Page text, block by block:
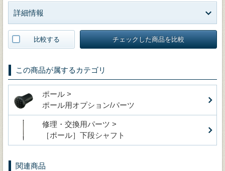
詳細情報
比較する チェックした商品を比較
この商品が属するカテゴリ
ポール >
ポール用オプション/パーツ
修理・交換用パーツ >
［ポール］下段シャフト
関連商品